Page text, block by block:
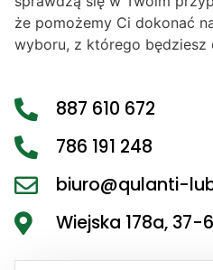
że pomożemy Ci dokonać
wyboru, z którego będziesz
887 610 672
786 191 248
biuro@qulanti-
Wiejska 178a, 37-